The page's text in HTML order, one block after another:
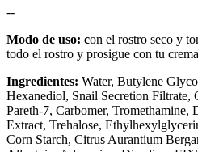
--
Modo de uso: con el rostro seco y
todo el rostro y prosigue con tu
Ingredientes: Water, Butylene
Hexanediol, Snail Secretion Filtrate,
Pareth-7, Carbomer, Tromethamine,
Extract, Trehalose,
Corn Starch, Citrus Aurantium